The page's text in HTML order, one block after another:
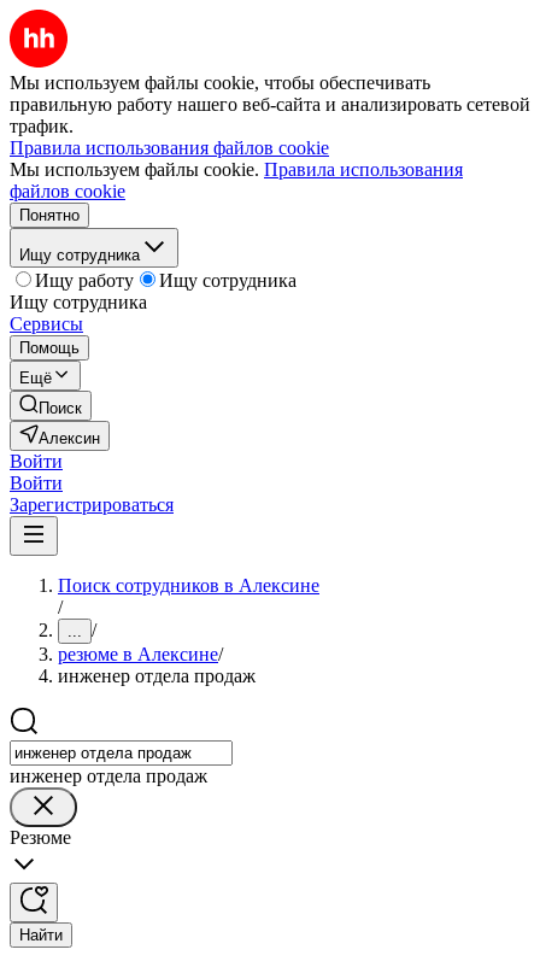
Мы используем файлы cookie, чтобы обеспечивать
правильную работу нашего веб-сайта и анализировать сетевой
трафик.
Правила использования файлов cookie
Мы используем файлы cookie. Правила использования
файлов cookie
Понятно
Ищу сотрудника
Ищу работу
Ищу сотрудника
Ищу сотрудника
Сервисы
Помощь
Ещё
Поиск
Алексин
Войти
Войти
Зарегистрироваться
Поиск сотрудников в Алексине
/
... /
резюме в Алексине/
инженер отдела продаж
инженер отдела продаж
Резюме
Найти